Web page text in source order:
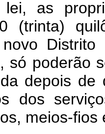
lei, as
(trinta)
só poderão
depois de
dos
meios-